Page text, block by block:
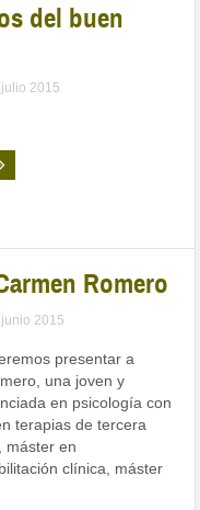
del buen
2015
Romero
2015
presentar a
una joven y
en psicología con
terapias de tercera
máster en
clínica, máster